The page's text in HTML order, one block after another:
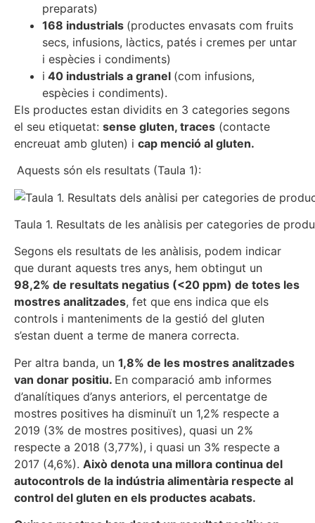
preparats)
168 industrials (productes envasats com fruits
secs, infusions, làctics, patés i cremes per untar
i espècies i condiments)
i 40 industrials a granel (com infusions,
espècies i condiments).
Els productes estan dividits en 3 categories segons
el seu etiquetat: sense gluten, traces (contacte
encreuat amb gluten) i cap menció al gluten.
Aquests són els resultats (Taula 1):
Taula 1. Resultats de les anàlisis per categories de
Segons els resultats de les anàlisis, podem indicar
que durant aquests tres anys, hem obtingut un
98,2% de resultats negatius (<20 ppm) de totes les
mostres analitzades, fet que ens indica que els
controls i manteniments de la gestió del gluten
s’estan duent a terme de manera correcta.
Per altra banda, un 1,8% de les mostres analitzades
van donar positiu. En comparació amb informes
d’analítiques d’anys anteriors, el percentatge de
mostres positives ha disminuït un 1,2% respecte a
2019 (3% de mostres positives), quasi un 2%
respecte a 2018 (3,77%), i quasi un 3% respecte a
2017 (4,6%). Això denota una millora continua del
autocontrols de la indústria alimentària respecte al
control del gluten en els productes acabats.